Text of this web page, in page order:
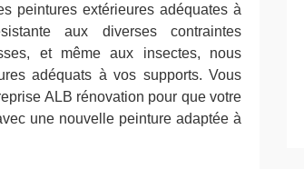
peintures extérieures adéquates à
aux diverses contraintes
et même aux insectes, nous
adéquats à vos supports. Vous
ALB rénovation pour que votre
une nouvelle peinture adaptée à